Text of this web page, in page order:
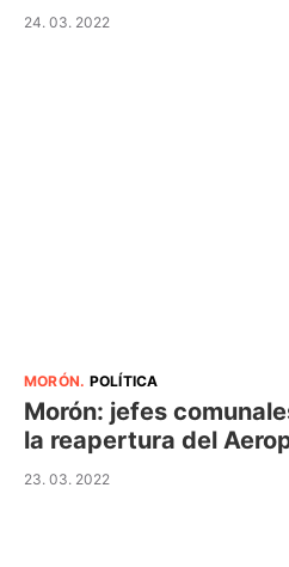
24. 03. 2022
MORÓN. POLÍTICA
Morón: jefes
la reapertura del
23. 03. 2022